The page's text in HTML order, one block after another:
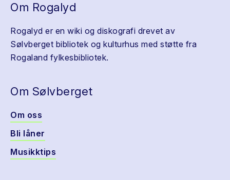
Om Rogalyd
Rogalyd er en wiki og diskografi drevet av
Sølvberget bibliotek og kulturhus med støtte fra
Rogaland fylkesbibliotek.
Om Sølvberget
Om oss
Bli låner
Musikktips